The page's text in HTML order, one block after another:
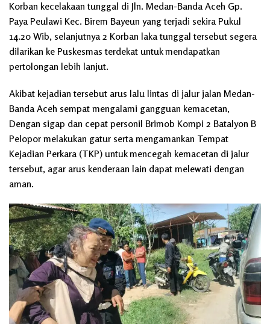
Korban kecelakaan tunggal di Jln. Medan-Banda Aceh Gp.
Paya Peulawi Kec. Birem Bayeun yang terjadi sekira Pukul
14.20 Wib, selanjutnya 2 Korban laka tunggal tersebut segera
dilarikan ke Puskesmas terdekat untuk mendapatkan
pertolongan lebih lanjut.
Akibat kejadian tersebut arus lalu lintas di jalur jalan Medan-
Banda Aceh sempat mengalami gangguan kemacetan,
Dengan sigap dan cepat personil Brimob Kompi 2 Batalyon B
Pelopor melakukan gatur serta mengamankan Tempat
Kejadian Perkara (TKP) untuk mencegah kemacetan di jalur
tersebut, agar arus kenderaan lain dapat melewati dengan
aman.